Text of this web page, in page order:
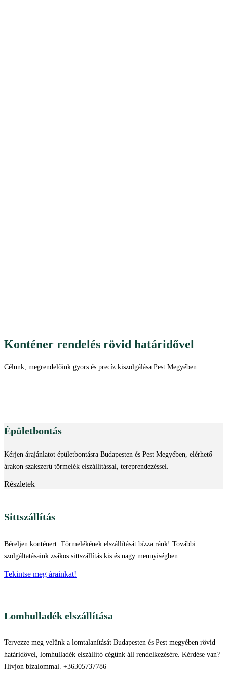
Konténer rendelés rövid határidővel
Célunk, megrendelőink gyors és precíz kiszolgálása Pest Megyében.
Épületbontás
Kérjen árajánlatot épületbontásra Budapesten és Pest Megyében, elérhető
árakon szakszerű törmelék elszállítással, tereprendezéssel.
Részletek
Sittszállítás
Béreljen konténert. Törmelékének elszállítását bízza ránk! További
szolgáltatásaink zsákos sittszállítás kis és nagy mennyiségben.
Tekintse meg árainkat!
Lomhulladék elszállítása
Tervezze meg velünk a lomtalanítását Budapesten és Pest megyében rövid
határidővel, lomhulladék elszállító cégünk áll rendelkezésére. Kérdése van?
Hívjon bizalommal. +36305737786